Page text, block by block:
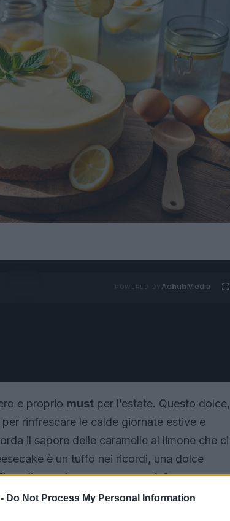
Do Not Process My Personal Information
AdhubMedia
e proprio must per l’estate. Questo dolce,
rinfrescare le calde giornate estive e
il sapore delle caramelle al limone che ci
è un tuffo nei ricordi, una dolce
va di scoprire come prepararla?